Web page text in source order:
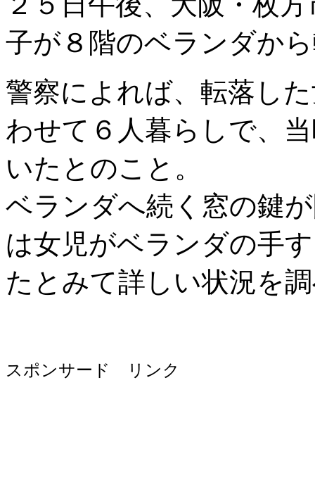
子が８階のベランダか
警察によれば、転落し
わせて６人暮らしで、
いたとのこと。
ベランダへ続く窓の鍵
は女児がベランダの手
たとみて詳しい状況を
スポンサード リンク